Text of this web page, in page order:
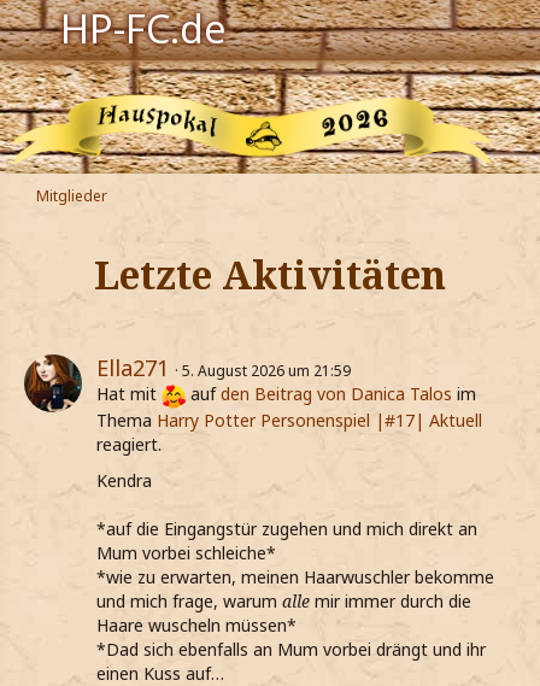
HP-FC.de
Navigation
Harry Potter
Der HP-FC
Hogwarts
Zauberwelt
Willkommen
Jetzt Fanclub-Mitglied werden!
Mitglieder
Letzte Aktivitäten
Ella271 5. August 2026 um 21:59
Hat mit aufden Beitrag von Danica Talos im
Thema Harry Potter Personenspiel |#17| Aktuell
reagiert.
Kendra
*auf die Eingangstür zugehen und mich direkt an
Mum vorbei schleiche*
*wie zu erwarten, meinen Haarwuschler bekomme
und mich frage, warum alle mir immer durch die
Haare wuscheln müssen*
*Dad sich ebenfalls an Mum vorbei drängt und ihr
einen Kuss auf…